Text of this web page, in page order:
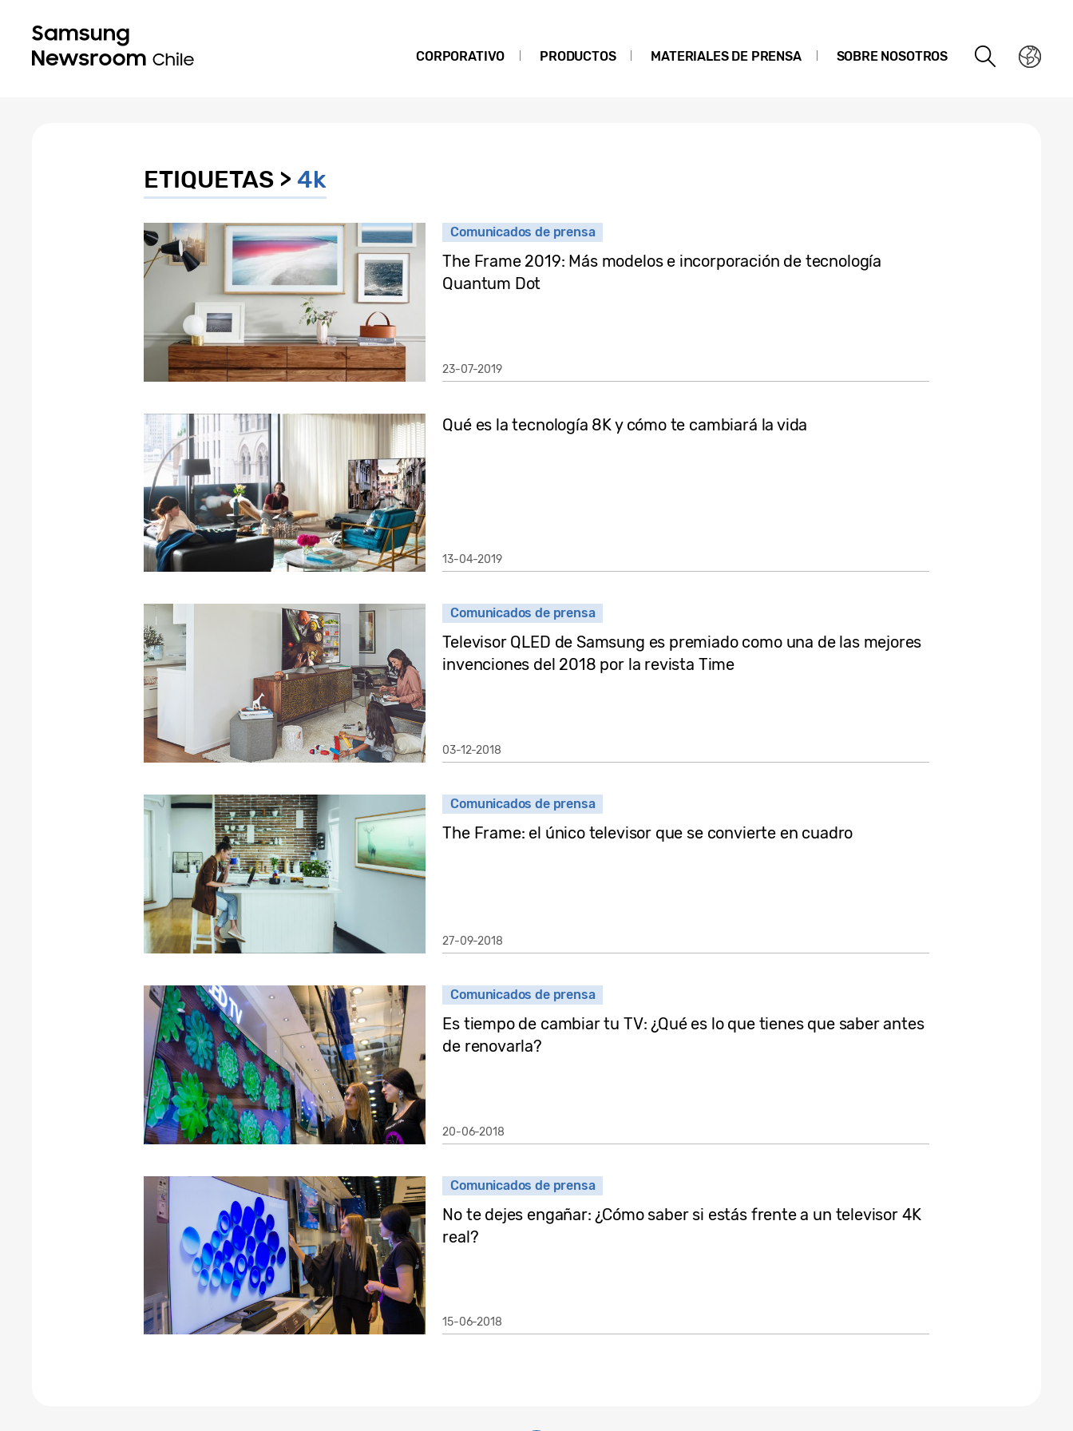
CORPORATIVO PRODUCTOS MATERIALES DE PRENSA SOBRE NOSOTROS
ETIQUETAS > 4k
Comunicados de prensa
The Frame 2019: Más modelos e incorporación de tecnología
Quantum Dot
23-07-2019
Qué es la tecnología 8K y cómo te cambiará la vida
13-04-2019
Comunicados de prensa
Televisor QLED de Samsung es premiado como una de las mejores
invenciones del 2018 por la revista Time
03-12-2018
Comunicados de prensa
The Frame: el único televisor que se convierte en cuadro
27-09-2018
Comunicados de prensa
Es tiempo de cambiar tu TV: ¿Qué es lo que tienes que saber antes
de renovarla?
20-06-2018
Comunicados de prensa
No te dejes engañar: ¿Cómo saber si estás frente a un televisor 4K
real?
15-06-2018